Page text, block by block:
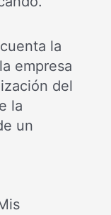
la
empresa
del
la
un